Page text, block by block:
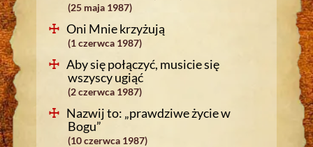
(25 maja 1987)
Oni Mnie krzyżują
(1 czerwca 1987)
Aby się połączyć, musicie się
wszyscy ugiąć
(2 czerwca 1987)
Nazwij to: „prawdziwe życie w
Bogu”
(10 czerwca 1987)